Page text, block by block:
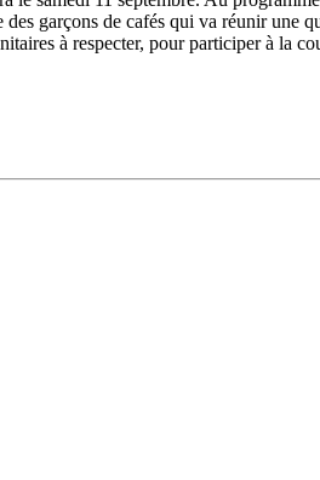
garçons de cafés qui va réunir une
à respecter, pour participer à la